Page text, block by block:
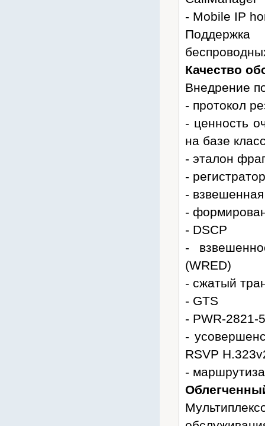
- Mobile IP
Качество
Внедрение
- протокол
- ценность
на базе
- эталон
-
-
-
- DSCP
-
(WRED)
- сжатый
- GTS
- PWR-2821-
-
RSVP
-